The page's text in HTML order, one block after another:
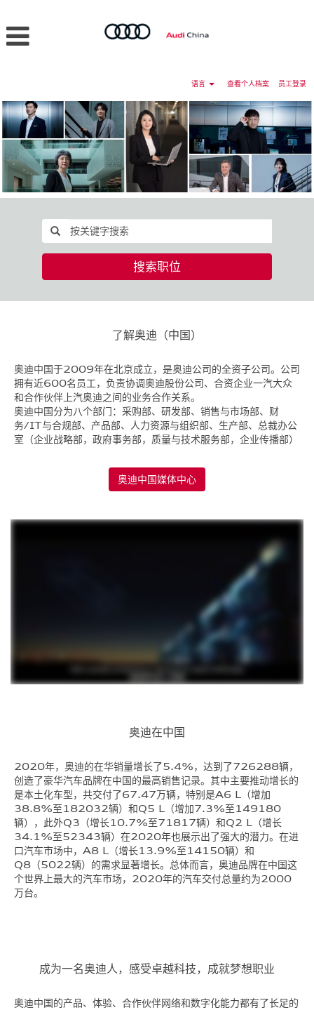
语言 查看个人档案 员工登录
搜索职位
了解奥迪（中国）
奥迪中国于2009年在北京成立，是奥迪公司的全资子公司。公司
拥有近600名员工，负责协调奥迪股份公司、合资企业一汽大众
和合作伙伴上汽奥迪之间的业务合作关系。
奥迪中国分为八个部门：采购部、研发部、销售与市场部、财
务/IT与合规部、产品部、人力资源与组织部、生产部、总裁办公
室（企业战略部，政府事务部，质量与技术服务部，企业传播部）
奥迪中国媒体中心
奥迪在中国
2020年，奥迪的在华销量增长了5.4%，达到了726288辆，
创造了豪华汽车品牌在中国的最高销售记录。其中主要推动增长的
是本土化车型，共交付了67.47万辆，特别是A6 L（增加
38.8%至182032辆）和Q5 L（增加7.3%至149180
辆），此外Q3（增长10.7%至71817辆）和Q2 L（增长
34.1%至52343辆）在2020年也展示出了强大的潜力。在进
口汽车市场中，A8 L（增长13.9%至14150辆）和
Q8（5022辆）的需求显著增长。总体而言，奥迪品牌在中国这
个世界上最大的汽车市场，2020年的汽车交付总量约为2000
万台。
成为一名奥迪人，感受卓越科技，成就梦想职业
奥迪中国的产品、体验、合作伙伴网络和数字化能力都有了长足的